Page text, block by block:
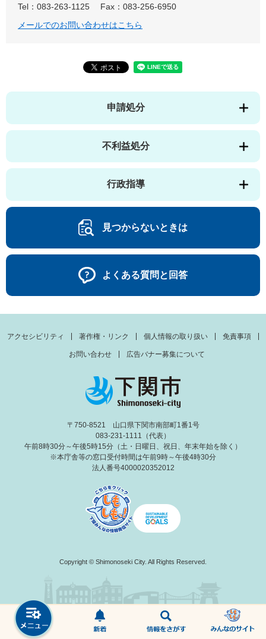
Tel：083-263-1125
Fax：083-256-6950
メールでのお問い合わせはこちら
申請処分
不利益処分
行政指導
見つからないときは
よくある質問と回答
アクセシビリティ 著作権・リンク 個人情報の取り扱い 免責事項
お問い合わせ 広告バナー募集について
〒750-8521 山口県下関市南部町1番1号
083-231-1111（代表）
午前8時30分～午後5時15分（土・日曜日、祝日、年末年始を除く）
※本庁舎等の窓口受付時間は午前9時～午後4時30分
法人番号4000020352012
Copyright © Shimonoseki City. All Rights Reserved.